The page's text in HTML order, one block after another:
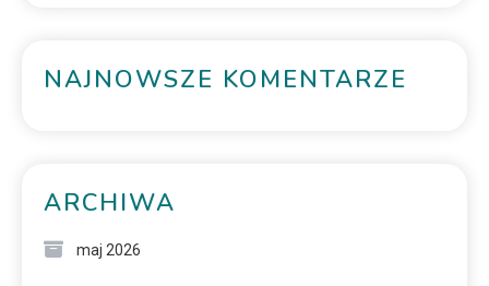
NAJNOWSZE KOMENTARZE
ARCHIWA
maj 2026